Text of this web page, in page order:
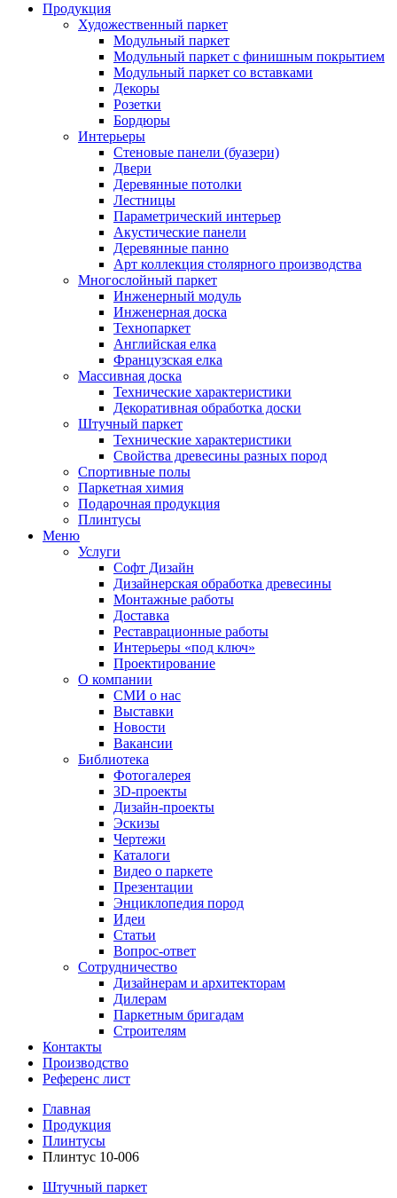
Продукция
Художественный паркет
Модульный паркет
Модульный паркет с финишным покрытием
Модульный паркет со вставками
Декоры
Розетки
Бордюры
Интерьеры
Стеновые панели (буазери)
Двери
Деревянные потолки
Лестницы
Параметрический интерьер
Акустические панели
Деревянные панно
Арт коллекция столярного производства
Многослойный паркет
Инженерный модуль
Инженерная доска
Технопаркет
Английская елка
Французская елка
Массивная доска
Технические характеристики
Декоративная обработка доски
Штучный паркет
Технические характеристики
Свойства древесины разных пород
Спортивные полы
Паркетная химия
Подарочная продукция
Плинтусы
Меню
Услуги
Софт Дизайн
Дизайнерская обработка древесины
Монтажные работы
Доставка
Реставрационные работы
Интерьеры «под ключ»
Проектирование
О компании
СМИ о нас
Выставки
Новости
Вакансии
Библиотека
Фотогалерея
3D-проекты
Дизайн-проекты
Эскизы
Чертежи
Каталоги
Видео о паркете
Презентации
Энциклопедия пород
Идеи
Статьи
Вопрос-ответ
Сотрудничество
Дизайнерам и архитекторам
Дилерам
Паркетным бригадам
Строителям
Контакты
Производство
Референс лист
Главная
Продукция
Плинтусы
Плинтус 10-006
Штучный паркет